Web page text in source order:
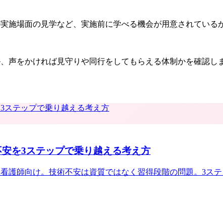
施場面の見学など、実施前に学べる機会が用意されている
声をかければ見守りや同行をしてもらえる体制かを確認し
を3ステップで乗り越える考え方
護師向け。技術不安は資質ではなく習得段階の問題。3ス